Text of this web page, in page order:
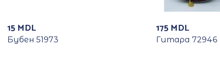
15 MDL
Бубен 51973
175 MDL
Гитара 72946